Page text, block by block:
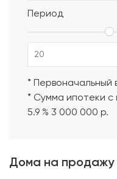
Период
* Первоначальный
* Сумма ипотеки с
5.9 % 3 000 000 р.
Дома на продажу